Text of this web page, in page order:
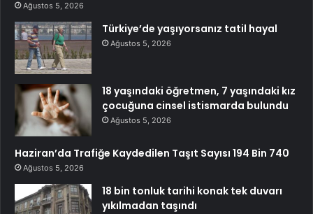
Ağustos 5, 2026
Türkiye’de yaşıyorsanız tatil hayal
Ağustos 5, 2026
18 yaşındaki öğretmen, 7 yaşındaki kız
çocuğuna cinsel istismarda bulundu
Ağustos 5, 2026
Haziran’da Trafiğe Kaydedilen Taşıt Sayısı 194 Bin 740
Ağustos 5, 2026
18 bin tonluk tarihi konak tek duvarı
yıkılmadan taşındı